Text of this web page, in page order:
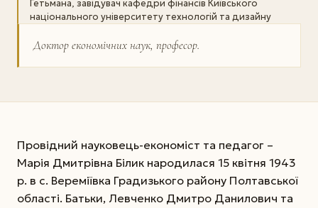
Гетьмана, завідувач кафедри фінансів Київського
національного університету технологій та дизайну
Доктор економічних наук, професор.
Провідний науковець-економіст та педагог –
Марія Дмитрівна Білик народилася 15 квітня 1943
р. в с. Вереміївка Градизького району Полтавської
області. Батьки, Левченко Дмитро Данилович та